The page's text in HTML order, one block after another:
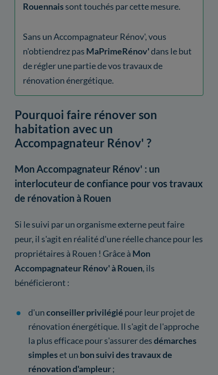
Rouennais sont touchés par cette mesure.
Sans un Accompagnateur Rénov', vous
n'obtiendrez pas MaPrimeRénov'dans le but
de régler une partie de vos travaux de
rénovation énergétique.
Pourquoi faire rénover son
habitation avec un
Accompagnateur Rénov' ?
Mon Accompagnateur Rénov' : un
interlocuteur de confiance pour vos travaux
de rénovation à Rouen
Si le suivi par un organisme externe peut faire
peur, il s'agit en réalité d'une réelle chance pour les
propriétaires à Rouen ! Grâce à Mon
Accompagnateur Rénov' à Rouen, ils
bénéficieront :
d'unconseiller privilégié pour leur projet de
rénovation énergétique. Il s'agit de l'approche
la plus efficace pour s'assurer desdémarches
simpleset un bon suivi des travaux de
rénovation d'ampleur;